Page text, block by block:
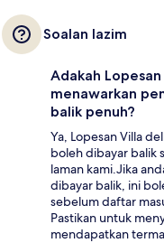
Soalan lazim
Adakah
menawarkan
balik penuh?
Ya, Lopesan Villa
boleh dibayar balik
laman kami.Jika
dibayar balik, ini
sebelum daftar
Pastikan untuk
mendapatkan